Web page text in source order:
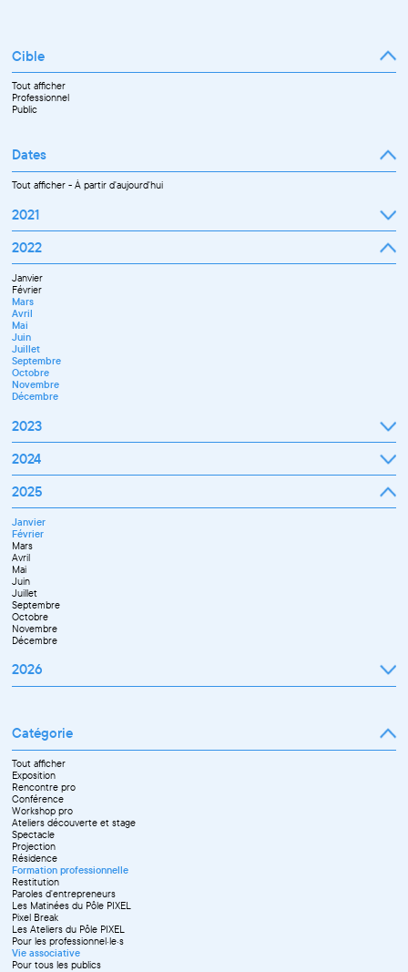
Cible
Tout afficher
Professionnel
Public
Dates
Tout afficher-À partir d'aujourd'hui
2021
Septembre
Octobre
Novembre
Décembre
2022
Janvier
Février
Mars
Avril
Mai
Juin
Juillet
Septembre
Octobre
Novembre
Décembre
2023
Janvier
Février
Mars
Avril
Septembre
Octobre
Novembre
Décembre
2024
Janvier
Février
Mars
Avril
Mai
Juin
Juillet
Septembre
Novembre
Décembre
2025
Janvier
Février
Mars
Avril
Mai
Juin
Juillet
Septembre
Octobre
Novembre
Décembre
2026
Avril
Mai
Juin
Septembre
Octobre
Novembre
Catégorie
Tout afficher
Exposition
Rencontre pro
Conférence
Workshop pro
Ateliers découverte et stage
Spectacle
Projection
Résidence
Formation professionnelle
Restitution
Paroles d'entrepreneurs
Les Matinées du Pôle PIXEL
Pixel Break
Les Ateliers du Pôle PIXEL
Pour les professionnel·le·s
Vie associative
Pour tous les publics